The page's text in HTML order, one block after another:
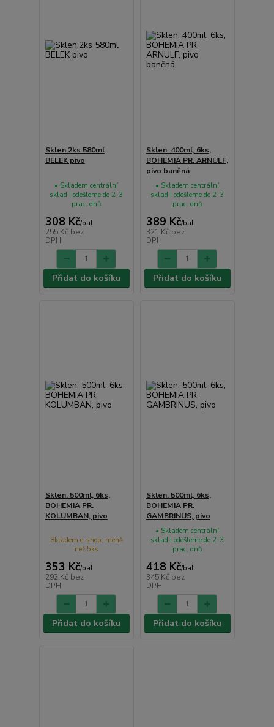
Sklen.2ks 580ml
BELEK pivo
308 Kč/bal
255 Kč bez
DPH
• Skladem centrální
sklad | odešleme do 2-3
prac. dnů
Přidat do košíku
Sklen. 400ml, 6ks,
BOHEMIA PR. ARNULF,
pivo baněná
389 Kč/bal
321 Kč bez
DPH
• Skladem centrální
sklad | odešleme do 2-3
prac. dnů
Přidat do košíku
Sklen. 500ml, 6ks,
BOHEMIA PR.
KOLUMBAN, pivo
353 Kč/bal
292 Kč bez
DPH
Skladem e-shop, méně
než 5ks
Přidat do košíku
Sklen. 500ml, 6ks,
BOHEMIA PR.
GAMBRINUS, pivo
418 Kč/bal
345 Kč bez
DPH
• Skladem centrální
sklad | odešleme do 2-3
prac. dnů
Přidat do košíku